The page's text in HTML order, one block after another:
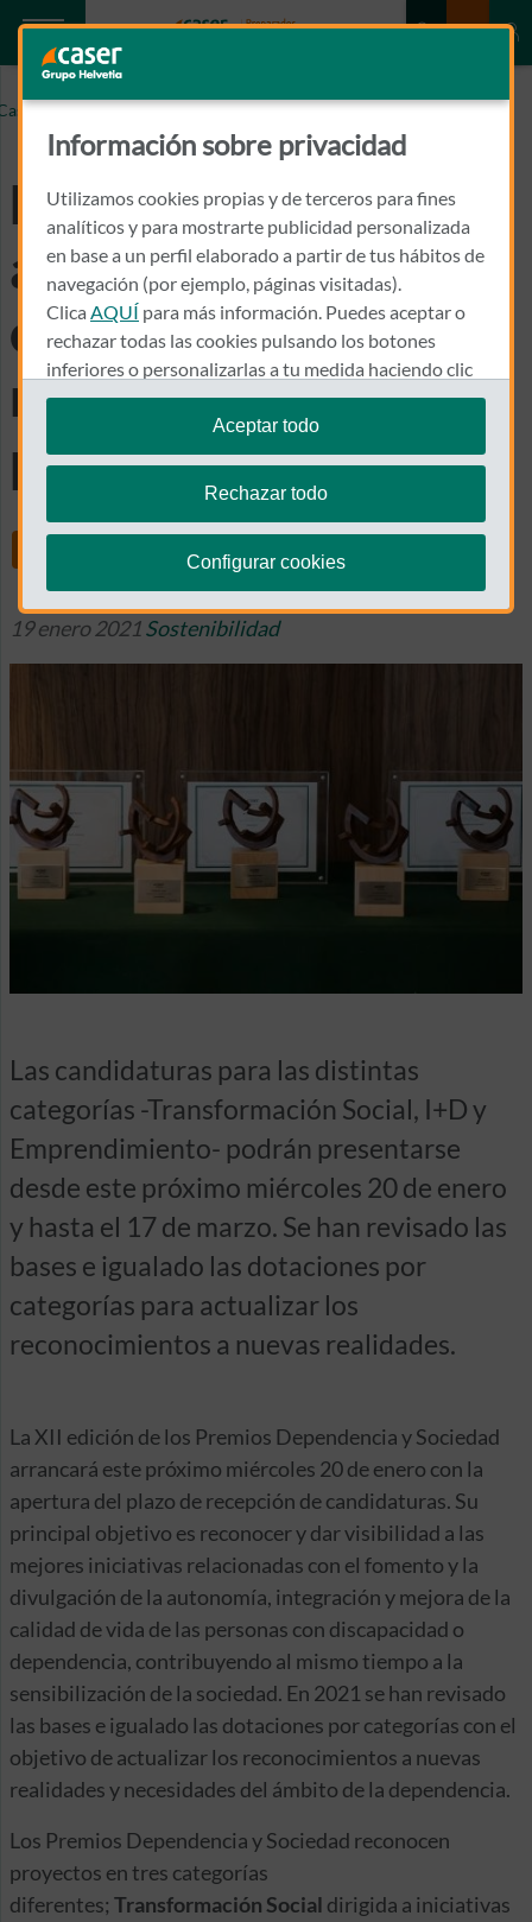
LA FUNDACION CASER ANUNCIA LA CONVOCATORIA
La Fundación Caser
anuncia la
convocatoria de una
nueva edición de sus
premios
Share
19 enero 2021Sostenibilidad
Las candidaturas para las distintas
categorías -Transformación Social, I+D y
Emprendimiento- podrán presentarse
desde este próximo miércoles 20 de enero
y hasta el 17 de marzo. Se han revisado las
bases e igualado las dotaciones por
categorías para actualizar los
reconocimientos a nuevas realidades.
La XII edición de los Premios Dependencia y Sociedad
arrancará este próximo miércoles 20 de enero con la
apertura del plazo de recepción de candidaturas. Su
principal objetivo es reconocer y dar visibilidad a las
mejores iniciativas relacionadas con el fomento y la
divulgación de la autonomía, integración y mejora de la
calidad de vida de las personas con discapacidad o
dependencia, contribuyendo al mismo tiempo a la
sensibilización de la sociedad. En 2021 se han revisado
las bases e igualado las dotaciones por categorías con el
objetivo de actualizar los reconocimientos a nuevas
realidades y necesidades del ámbito de la dependencia.
Los Premios Dependencia y Sociedad reconocen
proyectos en tres categorías
diferentes; Transformación Social dirigida a iniciativas
Información sobre privacidad
Utilizamos cookies propias y de terceros para fines
analíticos y para mostrarte publicidad personalizada
en base a un perfil elaborado a partir de tus hábitos de
navegación (por ejemplo, páginas visitadas).
Clica AQUÍ para más información. Puedes aceptar o
rechazar todas las cookies pulsando los botones
inferiores o personalizarlas a tu medida haciendo clic
en"configurar cookies".
Te recordamos que puedes modificar tus ajustes de
cookies en cualquier momento en la sección
Aceptar todo
Rechazar todo
Configurar cookies